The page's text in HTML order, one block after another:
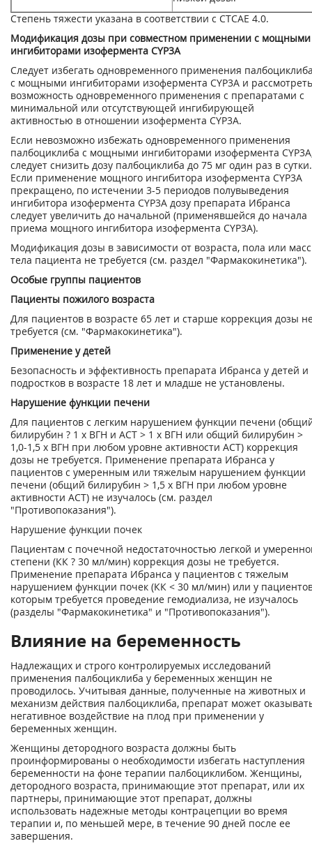
Степень тяжести указана в соответствии с СТСАЕ 4.0.
Модификация дозы при совместном применении с мощными
ингибиторами изофермента CYP3A
Следует избегать одновременного применения
с мощными ингибиторами изофермента CYP3A и рассмотреть
возможность одновременного применения с препаратами с
минимальной или отсутствующей ингибирующей
активностью в отношении изофермента CYP3A.
Если невозможно избежать одновременного применения
палбоциклиба с мощными ингибиторами изофермента
следует снизить дозу палбоциклиба до 75 мг один раз в сутки.
Если применение мощного ингибитора изофермента CYP3A
прекращено, по истечении 3-5 периодов полувыведения
ингибитора изофермента CYP3A дозу препарата Ибранса
следует увеличить до начальной (применявшейся до начала
приема мощного ингибитора изофермента CYP3A).
Модификация дозы в зависимости от возраста, пола или
тела пациента не требуется (см. раздел "Фармакокинетика").
Особые группы пациентов
Пациенты пожилого возраста
Для пациентов в возрасте 65 лет и старше коррекция дозы
требуется (см. "Фармакокинетика").
Применение у детей
Безопасность и эффективность препарата Ибранса у детей и
подростков в возрасте 18 лет и младше не установлены.
Нарушение функции печени
Для пациентов с легким нарушением функции печени
билирубин ? 1 х ВГН и ACT > 1 х ВГН или общий билирубин >
1,0-1,5 х ВГН при любом уровне активности ACT) коррекция
дозы не требуется. Применение препарата Ибранса у
пациентов с умеренным или тяжелым нарушением функции
печени (общий билирубин > 1,5 х ВГН при любом уровне
активности ACT) не изучалось (см. раздел
"Противопоказания").
Нарушение функции почек
Пациентам с почечной недостаточностью легкой и
степени (КК ? 30 мл/мин) коррекция дозы не требуется.
Применение препарата Ибранса у пациентов с тяжелым
нарушением функции почек (КК < 30 мл/мин) или у
которым требуется проведение гемодиализа, не изучалось
(разделы "Фармакокинетика" и "Противопоказания").
Влияние на беременность
Надлежащих и строго контролируемых исследований
применения палбоциклиба у беременных женщин не
проводилось. Учитывая данные, полученные на животных и
механизм действия палбоциклиба, препарат может
негативное воздействие на плод при применении у
беременных женщин.
Женщины детородного возраста должны быть
проинформированы о необходимости избегать наступления
беременности на фоне терапии палбоциклибом. Женщины,
детородного возраста, принимающие этот препарат, или их
партнеры, принимающие этот препарат, должны
использовать надежные методы контрацепции во время
терапии и, по меньшей мере, в течение 90 дней после ее
завершения.